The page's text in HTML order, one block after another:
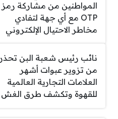
المواطنين من مشاركة رمز
OTP مع أي جهة لتفادي
مخاطر الاحتيال الإلكتروني
نائب رئيس شعبة البن تحذر
من تزوير عبوات أشهر
العلامات التجارية العالمية
للقهوة وتكشف طرق الغش